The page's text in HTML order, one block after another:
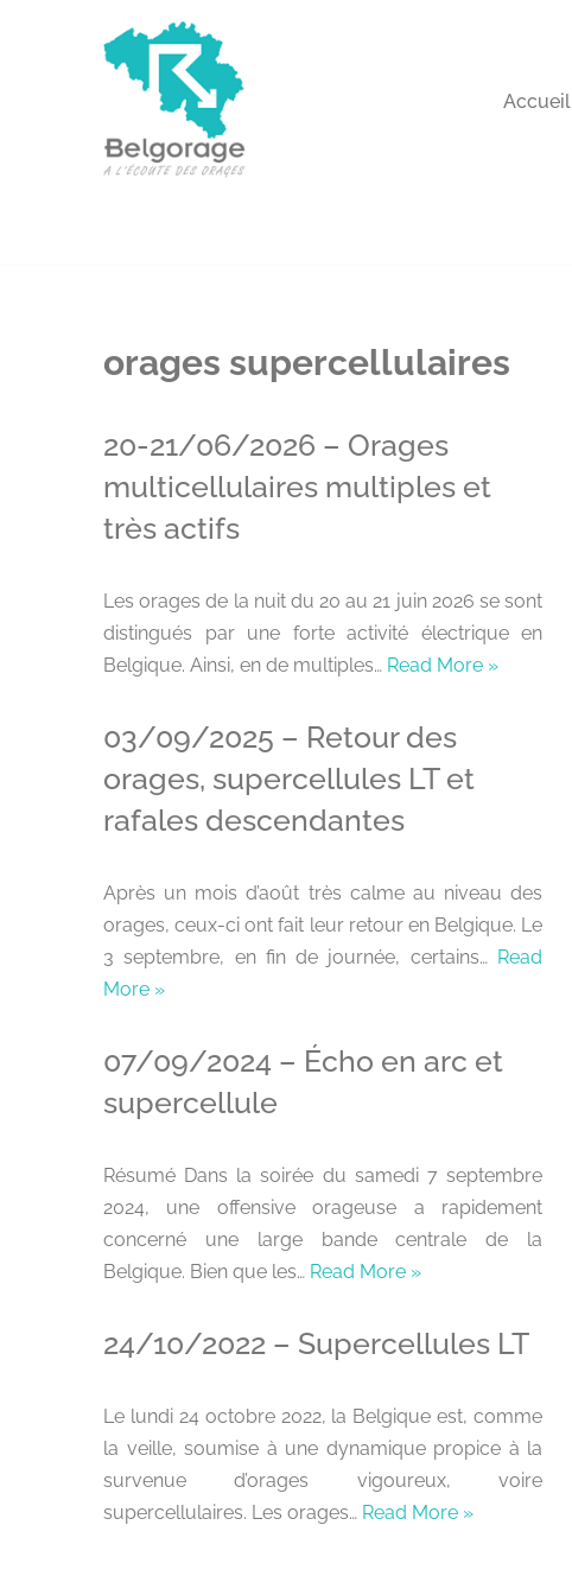
Accueil
orages supercellulaires
20-21/06/2026 – Orages
multicellulaires multiples et
très actifs
Les orages de la nuit du 20 au 21 juin 2026 se sont
distingués par une forte activité électrique en
Belgique. Ainsi, en de multiples… Read More »
03/09/2025 – Retour des
orages, supercellules LT et
rafales descendantes
Après un mois d’août très calme au niveau des
orages, ceux-ci ont fait leur retour en Belgique. Le
3 septembre, en fin de journée, certains… Read
More »
07/09/2024 – Écho en arc et
supercellule
Résumé Dans la soirée du samedi 7 septembre
2024, une offensive orageuse a rapidement
concerné une large bande centrale de la
Belgique. Bien que les… Read More »
24/10/2022 – Supercellules LT
Le lundi 24 octobre 2022, la Belgique est, comme
la veille, soumise à une dynamique propice à la
survenue d’orages vigoureux, voire
supercellulaires. Les orages… Read More »